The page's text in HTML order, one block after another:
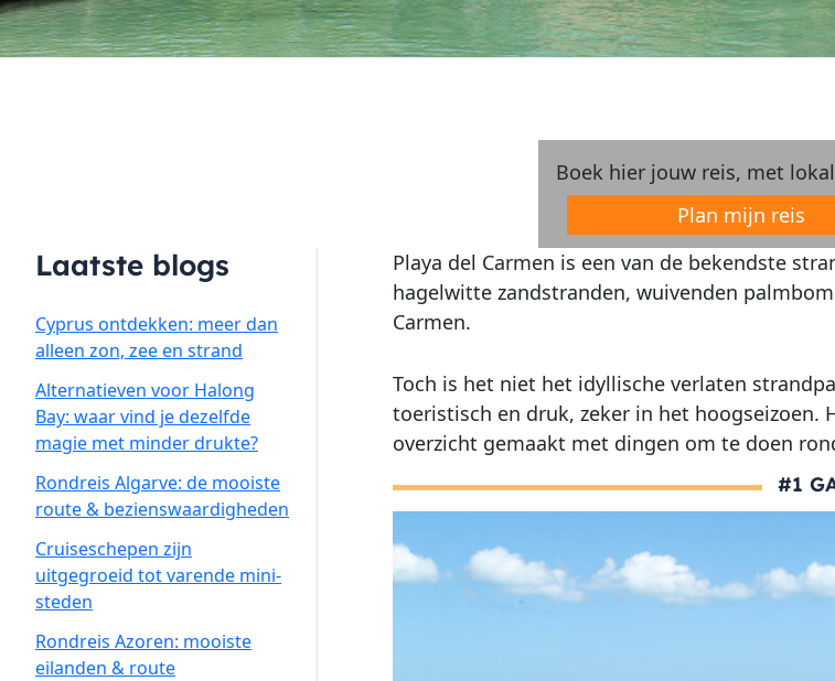
Boek hier jouw reis, met
Plan mijn reis
Laatste blogs
Cyprus ontdekken: meer dan
alleen zon, zee en strand
Alternatieven voor Halong
Bay: waar vind je dezelfde
magie met minder drukte?
Rondreis Algarve: de mooiste
route & bezienswaardigheden
Cruiseschepen zijn
uitgegroeid tot varende mini-
steden
Rondreis Azoren: mooiste
eilanden & route
Playa del Carmen is een van de bekendste
hagelwitte zandstranden, wuivenden
Carmen.
Toch is het niet het idyllische verlaten
toeristisch en druk, zeker in het hoogseizoen.
overzicht gemaakt met dingen om te doen
#1